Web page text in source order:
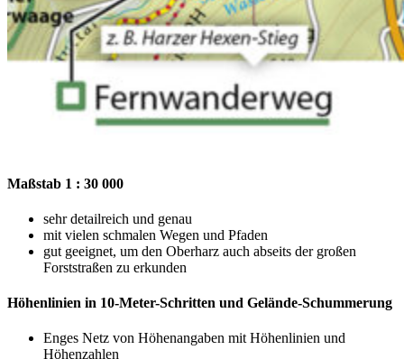
Maßstab 1 : 30 000
sehr detailreich und genau
mit vielen schmalen Wegen und Pfaden
gut geeignet, um den Oberharz auch abseits der großen
Forststraßen zu erkunden
Höhenlinien in 10-Meter-Schritten und Gelände-Schummerung
Enges Netz von Höhenangaben mit Höhenlinien und
Höhenzahlen